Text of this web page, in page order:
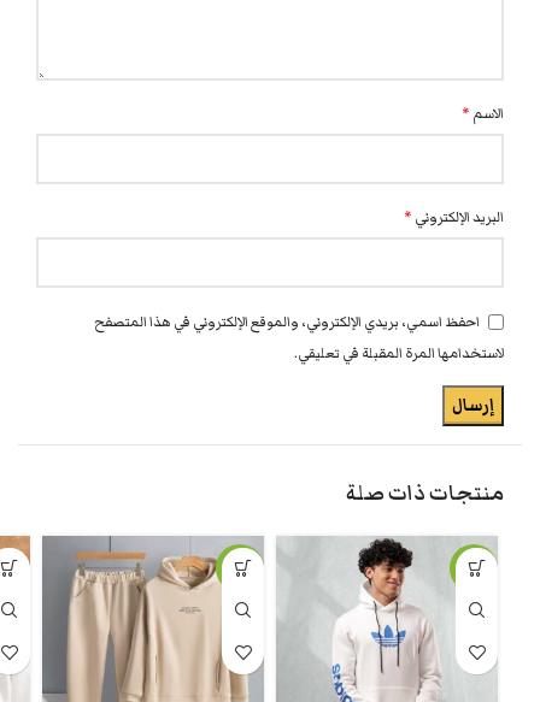
الاسم *
البريد الإلكتروني *
احفظ اسمي، بريدي الإلكتروني، والموقع الإلكتروني في هذا المتصفح
لاستخدامها المرة المقبلة في تعليقي.
منتجات ذات صلة
-29%
-18%